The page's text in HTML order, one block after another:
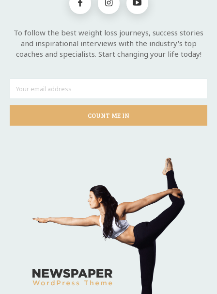
To follow the best weight loss journeys, success stories
and inspirational interviews with the industry's top
coaches and specialists. Start changing your life today!
COUNT ME IN